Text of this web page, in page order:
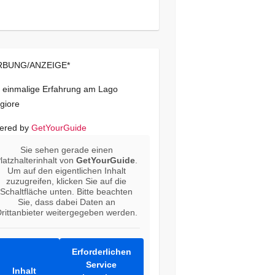
ANZEIGE*
einmalige Erfahrung am Lago
by GetYourGuide
Sie sehen gerade einen
vonGetYourGuide
Um auf den eigentlichen Inhalt
zuzugreifen, klicken Sie auf die
Schaltfläche unten. Bitte beachten
Sie, dass dabei Daten an
weitergegeben werden.
Inhalt
Erforderlichen
Service